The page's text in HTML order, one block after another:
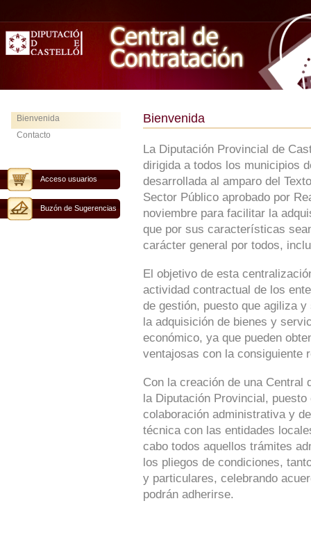
Bienvenida
Contacto
Acceso usuarios
Buzón de Sugerencias
Bienvenida
La Diputación Provincial de
dirigida a todos los municipios
desarrollada al amparo del
Sector Público aprobado por
noviembre para facilitar la
que por sus características
carácter general por todos,
El objetivo de esta
actividad contractual de los
de gestión, puesto que agiliza
la adquisición de bienes y
económico, ya que pueden
ventajosas con la consiguiente
Con la creación de una Central
la Diputación Provincial,
colaboración administrativa y
técnica con las entidades
cabo todos aquellos trámites
los pliegos de condiciones,
y particulares, celebrando
podrán adherirse.